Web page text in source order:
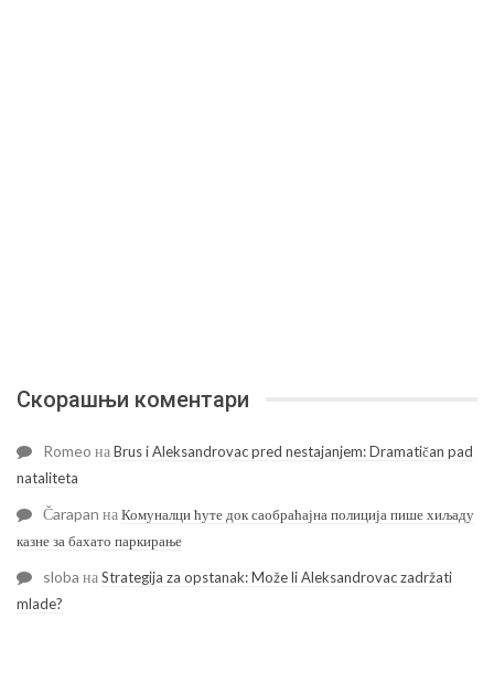
Скорашњи коментари
Romeo наBrus i Aleksandrovac pred nestajanjem: Dramatičan pad
nataliteta
Čarapan наКомуналци ћуте док саобраћајна полиција пише хиљаду
казне за бахато паркирање
sloba наStrategija za opstanak: Može li Aleksandrovac zadržati
mlade?